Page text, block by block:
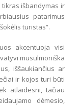
tikras išbandymas ir
patarimus
turistas“.
akcentuoja visi
musulmoniška
iššaukiančius ar
ir kojos turi būti
atlaidesni, tačiau
dėmesio,